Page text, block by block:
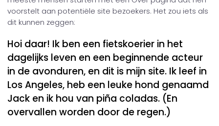
voorstelt aan potentiële site bezoekers. Het zou iets als
dit kunnen zeggen:
Hoi daar! Ik ben een fietskoerier in het
dagelijks leven en een beginnende acteur
in de avonduren, en dit is mijn site. Ik leef in
Los Angeles, heb een leuke hond genaamd
Jack en ik hou van piña coladas. (En
overvallen worden door de regen.)